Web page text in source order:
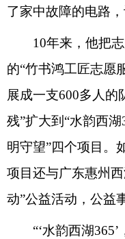
了家中故障的电路
10年来，他把志
的“竹书鸿工匠志愿
展成一支600多人的
残”扩大到“水韵西湖
明守望”四个项目。
项目还与广东惠州
动”公益活动，公益
“‘水韵西湖365’